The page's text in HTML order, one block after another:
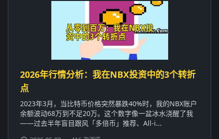
2026年行情分析：我在NBX投资中的3个转折
点
2023年3月，当比特币价格突然暴跌40%时，我的NBX账户
余额波动68万到不足20万。这个数字像一盆冰水浇醒了我
——过去半年盲目跟风「多倍币」推荐、All-i...